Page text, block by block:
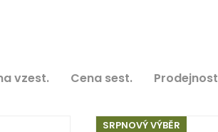
vzest. Cena sest. Prodejnost
SRPNOVÝ VÝBĚR